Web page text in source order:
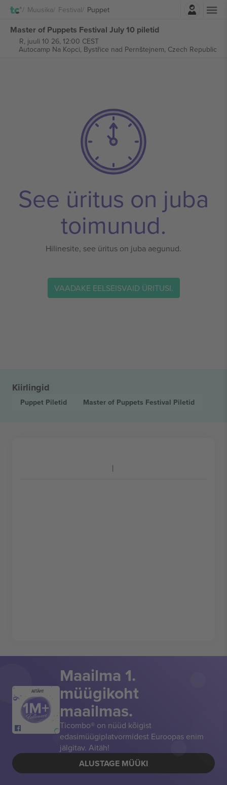
Muusika Festival Puppet
Master of Puppets Festival July 10 piletid
R, juuli 10 26, 12:00 CEST
Autocamp Na Kopci, Bystřice nad Pernštejnem, Czech Republic
See üritus on juba
toimunud.
Hilinesite, see üritus on juba aegunud.
VAADAKE EELSEISVAID ÜRITUSI.
Kiirlingid
Puppet Piletid Master of Puppets Festival Piletid
AITÄH!
Maailma 1.
müügikoht
maailmas.
Ticombo® on nüüd kõigist
edasimüügiplatvormidest Euroopas enim
jälgitav. Aitäh!
ALUSTAGE MÜÜKI